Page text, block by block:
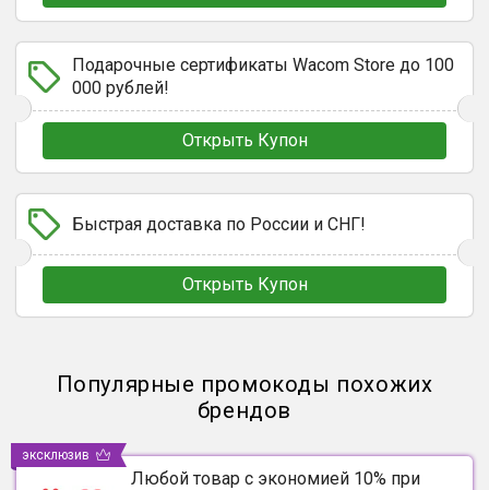
Подарочные сертификаты Wacom Store до 100
000 рублей!
Открыть Купон
Быстрая доставка по России и СНГ!
Открыть Купон
Популярные промокоды похожих
брендов
Любой товар с экономией 10% при
эксклюзив